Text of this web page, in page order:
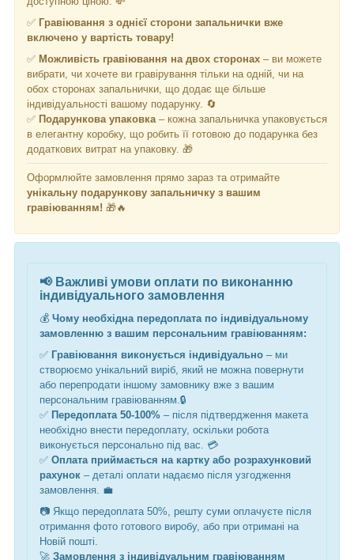
✅ Гравіювання з однієї сторони запальнички вже
включено у вартість товару!
✅ Можливість гравіювання на двох сторонах – ви можете
вибрати, чи хочете ви гравірування тільки на одній, чи на
обох сторонах запальнички, що додає ще більше
індивідуальності вашому подарунку. 🔄
✅ Подарункова упаковка– кожна запальничка упаковується
в елегантну коробку, що робить її готовою до подарунка без
додаткових витрат на упаковку. 🎁
Оформлюйте замовлення прямо зараз та отримайте
унікальну подарункову запальничку з вашим
гравіюванням! 🎁🔥
📢Важливі умови оплати по виконанню
індивідуального замовлення
💰 Чому необхідна передоплата по індивідуальному
замовленню з вашим персональним гравіюванням:
✅ Гравіювання виконується індивідуально – ми
створюємо унікальний виріб, який не можна повернути
або перепродати іншому замовнику вже з вашим
персональним гравіюванням .🔒
✅ Передоплата 50-100% – після підтвердження макета
необхідно внести передоплату, оскільки робота
виконується персонально під вас. 💳
✅ Оплата приймається на картку або розрахунковий
рахунок – деталі оплати надаємо після узгодження
замовлення. 💼
📷 Якщо передоплата 50%, решту суми оплачуєте після
отримання фото готового виробу, або при отримані на
Новій пошті.
🚀 Замовлення з індивідуальним гравіюванням